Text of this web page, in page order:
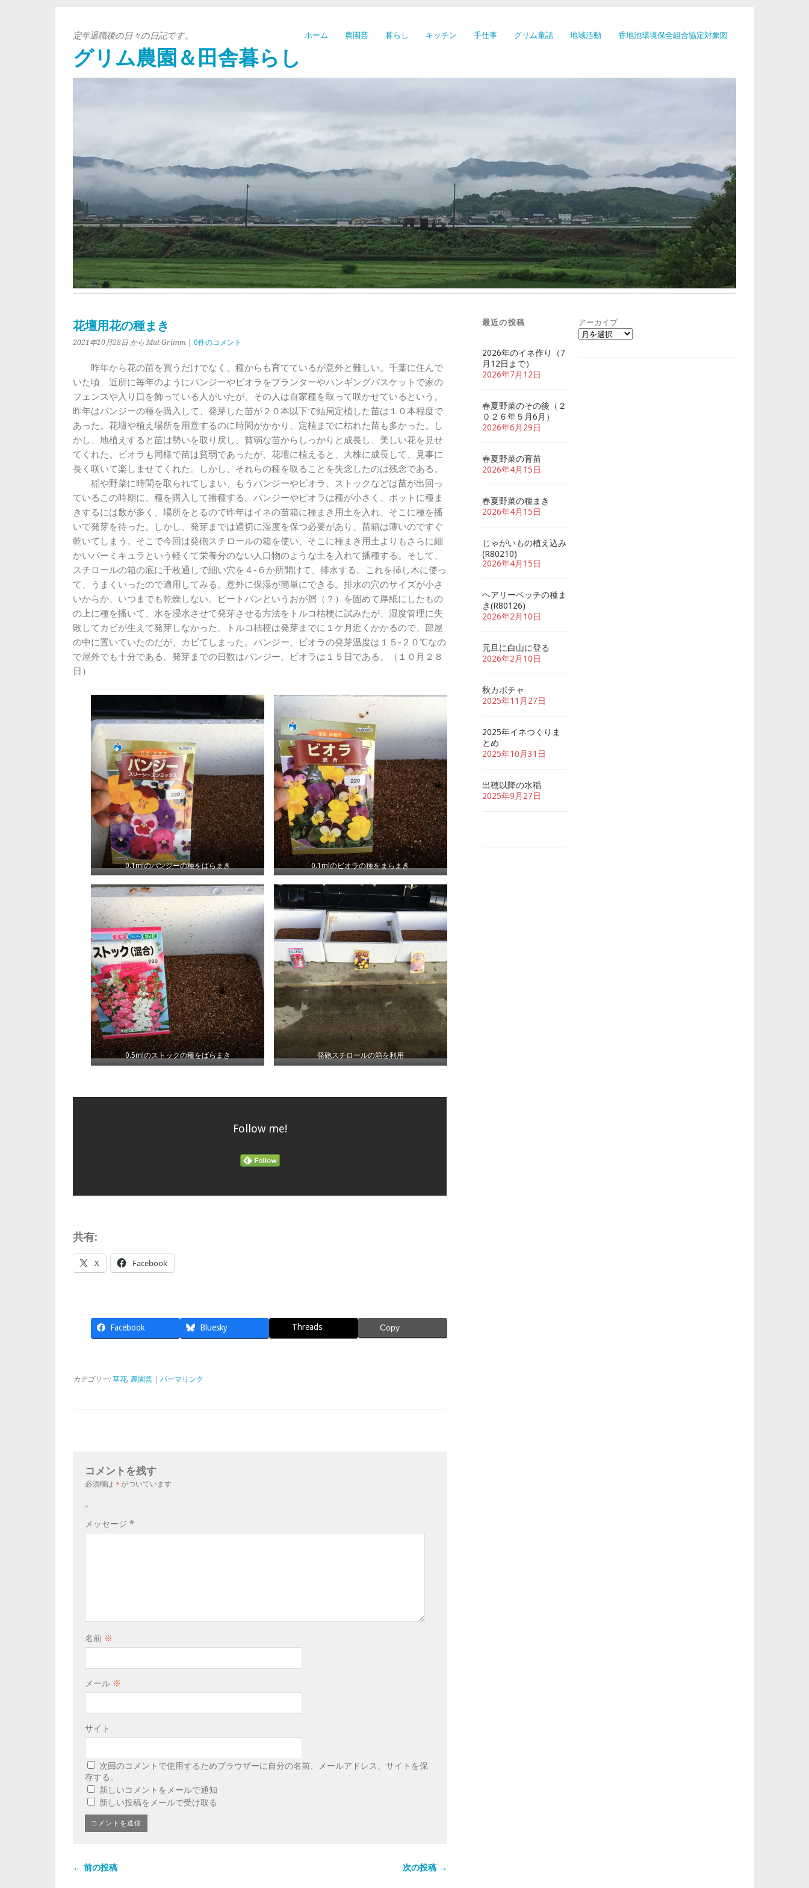
ホーム 農園芸 暮らし キッチン 手仕事 グリム童話 地域活動 香地池環境保全組合協定対象図
グリム農園＆田舎暮らし
定年退職後の日々の日記です。
花壇用花の種まき
2021年10月28日 から Mat Grimm 0件のコメント
昨年から花の苗を買うだけでなく、種からも育てているが意外と難しい。千葉に住んで
いた頃、近所に毎年のようにパンジーやビオラをプランターやハンギングバスケットで家の
フェンスや入り口を飾っている人がいたが、その人は自家種を取って咲かせているという。
昨年はパンジーの種を購入して、発芽した苗が２０本以下で結局定植した苗は１０本程度で
あった。花壇や植え場所を用意するのに時間がかかり、定植までに枯れた苗も多かった。し
かし、地植えすると苗は勢いを取り戻し、貧弱な苗からしっかりと成長し、美しい花を見せ
てくれた。ビオラも同様で苗は貧弱であったが、花壇に植えると、大株に成長して、見事に
長く咲いて楽しませてくれた。しかし、それらの種を取ることを失念したのは残念である。
稲や野菜に時間を取られてしまい、もうパンジーやビオラ、ストックなどは苗が出回っ
ているこの時期に、種を購入して播種する。パンジーやビオラは種が小さく、ポットに種ま
きするには数が多く、場所をとるので昨年はイネの苗箱に種まき用土を入れ、そこに種を播
いて発芽を待った。しかし、発芽までは適切に湿度を保つ必要があり、苗箱は薄いのですぐ
乾いてしまう。そこで今回は発砲スチロールの箱を使い、そこに種まき用土よりもさらに細
かいバーミキュラという軽くて栄養分のない人口物のような土を入れて播種する。そして、
スチロールの箱の底に千枚通しで細い穴を４-６か所開けて、排水する。これを挿し木に使っ
て、うまくいったので適用してみる。意外に保湿が簡単にできる。排水の穴のサイズが小さ
いからか、いつまでも乾燥しない。ピートバンというおが屑（？）を固めて厚紙にしたもの
の上に種を播いて、水を浸水させて発芽させる方法をトルコ桔梗に試みたが、湿度管理に失
敗してカビが生えて発芽しなかった。トルコ桔梗は発芽までに１ケ月近くかかるので、部屋
の中に置いていたのだが、カビてしまった。パンジー、ビオラの発芽温度は１５-２０℃なの
で屋外でも十分である。発芽までの日数はパンジー、ビオラは１５日である。（１０月２８
日）
0.1mlのパンジーの種をばらまき 0.1mlのビオラの種をまらまき
0.5mlのストックの種をばらまき 発砲スチロールの箱を利用
Follow me!
共有:
X Facebook
Facebook Bluesky Threads Copy
カテゴリー: 草花, 農園芸 パーマリンク
コメントを残す
必須欄は * がついています
。
メッセージ *
名前 ※
メール ※
サイト
次回のコメントで使用するためブラウザーに自分の名前、メールアドレス、サイトを保
存する。
新しいコメントをメールで通知
新しい投稿をメールで受け取る
← 前の投稿 次の投稿 →
最近の投稿
2026年のイネ作り（7
月12日まで）
2026年7月12日
春夏野菜のその後（２
０２６年５月6月）
2026年6月29日
春夏野菜の育苗
2026年4月15日
春夏野菜の種まき
2026年4月15日
じゃがいもの植え込み
(R80210)
2026年4月15日
ヘアリーベッチの種ま
き(R80126)
2026年2月10日
元旦に白山に登る
2026年2月10日
秋カボチャ
2025年11月27日
2025年イネつくりま
とめ
2025年10月31日
出穂以降の水稲
2025年9月27日
アーカイブ